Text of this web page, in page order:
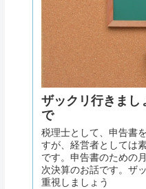
ザックリ行きま
で
税理士として、申告書
すが、経営者としては
です。申告書のための
次決算のお話です。ザ
重視しましょう